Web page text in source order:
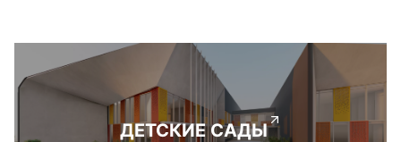
ДЕТСКИЕ САДЫ